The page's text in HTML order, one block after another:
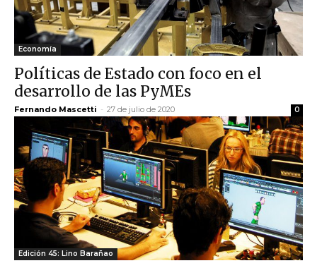
Economía
Políticas de Estado con foco en el
desarrollo de las PyMEs
Fernando Mascetti - 27 de julio de 2020 0
Edición 45: Lino Barañao